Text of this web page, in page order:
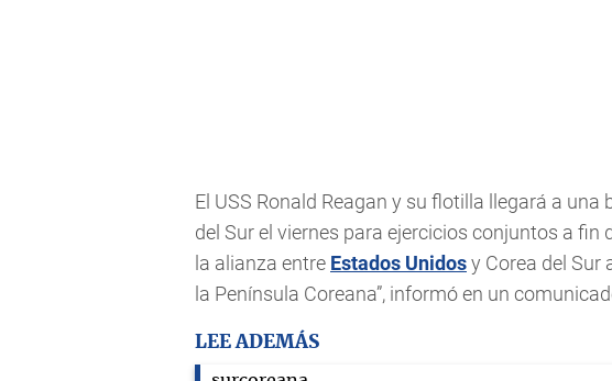
El USS Ronald Reagan y su flotilla llegará a una
del Sur el viernes para ejercicios conjuntos a fin
la alianza entre Estados Unidosy Corea del Sur
la Península Coreana”, informó en un
LEE ADEMÁS